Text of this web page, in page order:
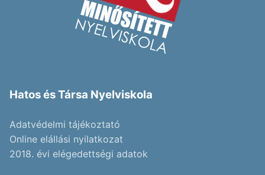
Hatos és Társa Nyelviskola
Adatvédelmi tájékoztató
Online elállási nyilatkozat
2018. évi elégedettségi adatok